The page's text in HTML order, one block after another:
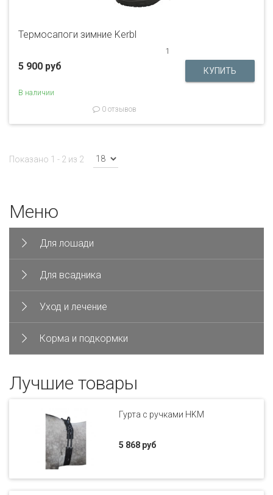
Термосапоги зимние Kerbl
1
5 900 руб
В наличии
0 отзывов
Показано 1 - 2 из 2
Меню
Для лошади
Для всадника
Уход и лечение
Корма и подкормки
Лучшие товары
Гурта с ручками HKM
5 868 руб